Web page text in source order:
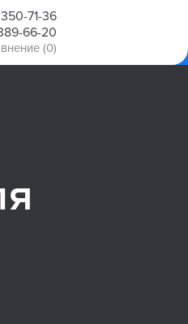
71-36
66-20
(0)